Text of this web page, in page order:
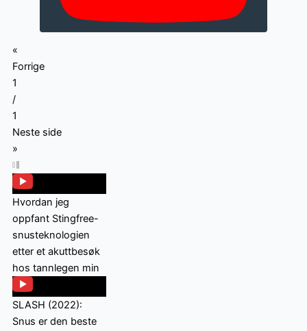
«
Forrige
1
/
1
Neste side
»
Hvordan jeg
oppfant Stingfree-
snusteknologien
etter et akuttbesøk
hos tannlegen min
SLASH (2022):
Snus er den beste